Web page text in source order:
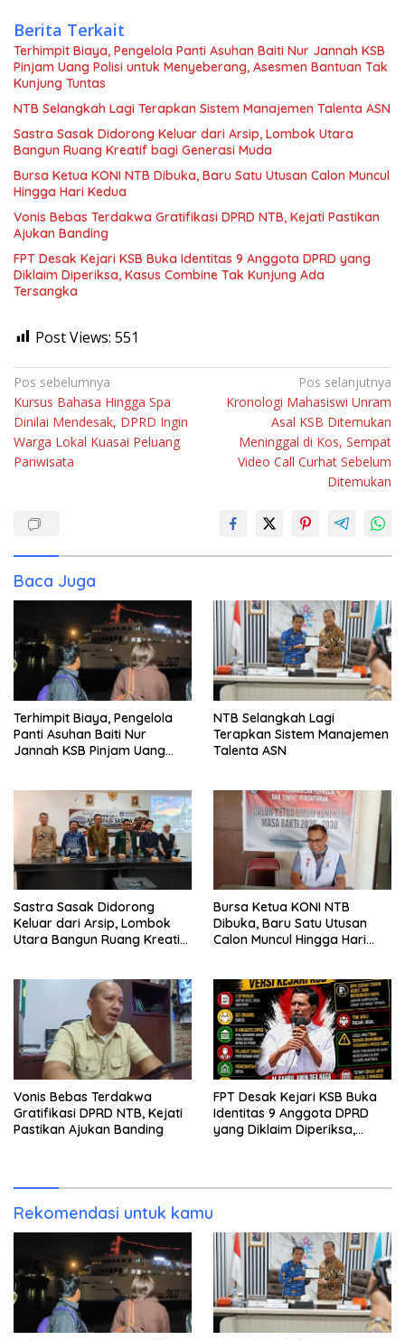
Berita Terkait
Terhimpit Biaya, Pengelola Panti Asuhan Baiti Nur Jannah KSB
Pinjam Uang Polisi untuk Menyeberang, Asesmen Bantuan Tak
Kunjung Tuntas
NTB Selangkah Lagi Terapkan Sistem Manajemen Talenta ASN
Sastra Sasak Didorong Keluar dari Arsip, Lombok Utara
Bangun Ruang Kreatif bagi Generasi Muda
Bursa Ketua KONI NTB Dibuka, Baru Satu Utusan Calon Muncul
Hingga Hari Kedua
Vonis Bebas Terdakwa Gratifikasi DPRD NTB, Kejati Pastikan
Ajukan Banding
FPT Desak Kejari KSB Buka Identitas 9 Anggota DPRD yang
Diklaim Diperiksa, Kasus Combine Tak Kunjung Ada
Tersangka
Post Views: 551
Navigasi
pos
Pos sebelumnya
Kursus Bahasa Hingga Spa
Dinilai Mendesak, DPRD Ingin
Warga Lokal Kuasai Peluang
Pariwisata
Pos selanjutnya
Kronologi Mahasiswi Unram
Asal KSB Ditemukan
Meninggal di Kos, Sempat
Video Call Curhat Sebelum
Ditemukan
Baca Juga
Terhimpit Biaya, Pengelola
Panti Asuhan Baiti Nur
Jannah KSB Pinjam Uang
Kunjung Tuntas
NTB Selangkah Lagi
Terapkan Sistem Manajemen
Talenta ASN
Sastra Sasak Didorong
Keluar dari Arsip, Lombok
Utara Bangun Ruang Kreatif
Bursa Ketua KONI NTB
Dibuka, Baru Satu Utusan
Calon Muncul Hingga Hari
Vonis Bebas Terdakwa
Gratifikasi DPRD NTB, Kejati
Pastikan Ajukan Banding
FPT Desak Kejari KSB Buka
Identitas 9 Anggota DPRD
yang Diklaim Diperiksa,
Rekomendasi untuk kamu